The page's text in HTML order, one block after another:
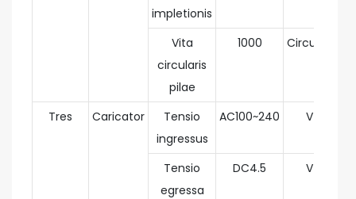
impletionis
Vita
circularis
pilae
1000 Circulus
Tres Caricator
Tensio
ingressus
AC100~240 V
Tensio
egressa
DC4.5 V